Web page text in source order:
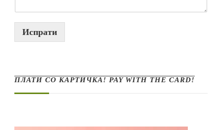
Испрати
ПЛАТИ СО КАРТИЧКА! PAY WITH THE CARD!